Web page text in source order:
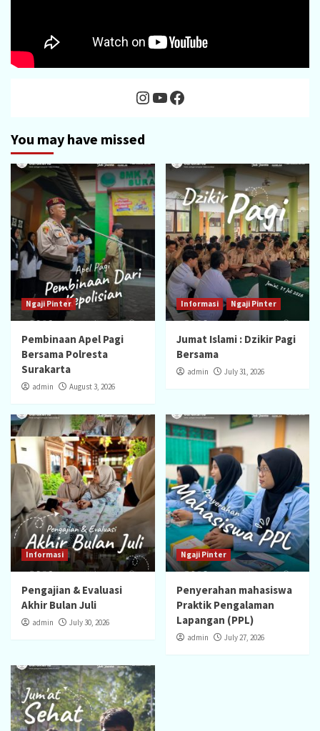
Instagram
YouTube
Facebook
You may have missed
Ngaji Pinter
Pembinaan Apel Pagi
Bersama Polresta
Surakarta
admin August 3, 2026
Informasi Ngaji Pinter
Jumat Islami : Dzikir Pagi
Bersama
admin July 31, 2026
Informasi
Pengajian & Evaluasi
Akhir Bulan Juli
admin July 30, 2026
Ngaji Pinter
Penyerahan mahasiswa
Praktik Pengalaman
Lapangan (PPL)
admin July 27, 2026